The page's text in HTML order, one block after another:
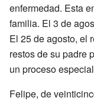
enfermedad. Esta
familia. El 3 de
El 25 de agosto, el
restos de su padre
un proceso
Felipe, de